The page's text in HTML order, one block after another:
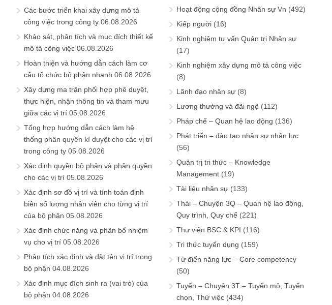
Các bước triển khai xây dựng mô tả
công việc trong công ty 06.08.2026
Khảo sát, phân tích và mục đích thiết kế
mô tả công việc 06.08.2026
Hoàn thiện và hướng dẫn cách làm cơ
cấu tổ chức bộ phận nhanh 06.08.2026
Xây dựng ma trận phối hợp phê duyệt,
thực hiện, nhận thông tin và tham mưu
giữa các vị trí 05.08.2026
Tổng hợp hướng dẫn cách làm hệ
thống phân quyền kí duyệt cho các vị trí
trong công ty 05.08.2026
Xác định quyền bộ phận và phân quyền
cho các vị trí 05.08.2026
Xác định sơ đồ vị trí và tính toán định
biên số lượng nhân viên cho từng vị trí
của bộ phận 05.08.2026
Xác định chức năng và phân bổ nhiệm
vụ cho vị trí 05.08.2026
Phân tích xác định và đặt tên vị trí trong
bộ phận 04.08.2026
Xác định mục đích sinh ra (vai trò) của
bộ phận 04.08.2026
Hoạt động cộng đồng Nhân sự Vn (492)
Kiếp người (16)
Kinh nghiệm tư vấn Quản trị Nhân sự
(17)
Kinh nghiệm xây dựng mô tả công việc
(8)
Lãnh đạo nhân sự (8)
Lương thưởng và đãi ngộ (112)
Pháp chế – Quan hệ lao động (136)
Phát triển – đào tạo nhân sự nhân lực
(56)
Quản trị tri thức – Knowledge
Management (19)
Tài liệu nhân sự (133)
Thải – Chuyện 3Q – Quan hệ lao động,
Quy trình, Quy chế (221)
Thư viện BSC & KPI (116)
Tri thức tuyển dụng (159)
Từ điển năng lực – Core competency
(50)
Tuyển – Chuyện 3T – Tuyển mộ, Tuyển
chọn, Thử việc (434)